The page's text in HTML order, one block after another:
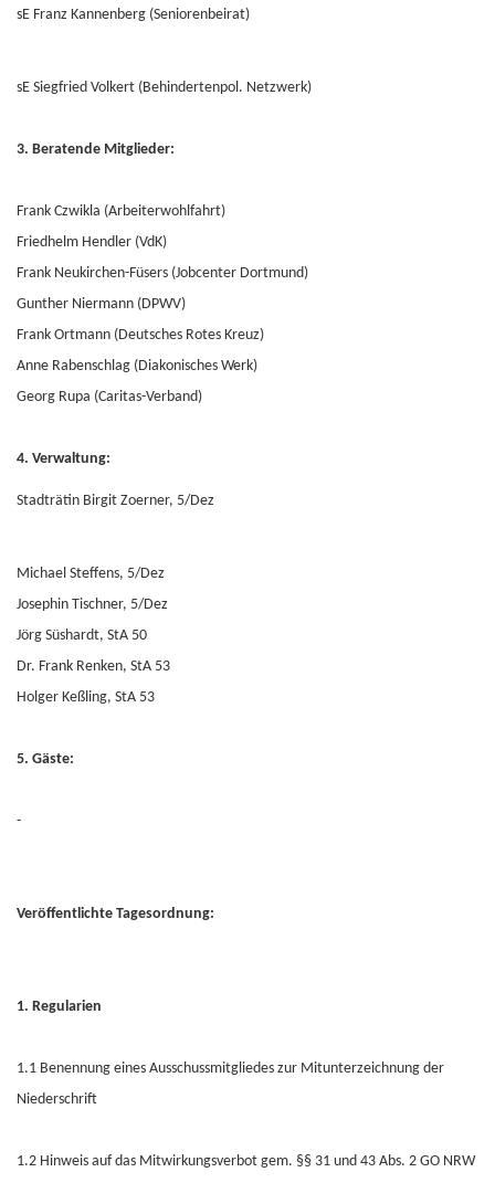
sE Franz Kannenberg (Seniorenbeirat)
sE Siegfried Volkert (Behindertenpol. Netzwerk)
3. Beratende Mitglieder:
Frank Czwikla (Arbeiterwohlfahrt)
Friedhelm Hendler (VdK)
Frank Neukirchen-Füsers (Jobcenter Dortmund)
Gunther Niermann (DPWV)
Frank Ortmann (Deutsches Rotes Kreuz)
Anne Rabenschlag (Diakonisches Werk)
Georg Rupa (Caritas-Verband)
4. Verwaltung:
Stadträtin Birgit Zoerner, 5/Dez
Michael Steffens, 5/Dez
Josephin Tischner, 5/Dez
Jörg Süshardt, StA 50
Dr. Frank Renken, StA 53
Holger Keßling, StA 53
5. Gäste:
-
Veröffentlichte Tagesordnung:
1. Regularien
1.1 Benennung eines Ausschussmitgliedes zur Mitunterzeichnung der
Niederschrift
1.2 Hinweis auf das Mitwirkungsverbot gem. §§ 31 und 43 Abs. 2 GO NRW